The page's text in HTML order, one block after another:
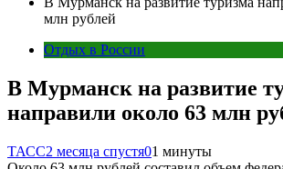
млн рублей
Отдых в России
В Мурманск на развитие
направили около 63 млн
ТАСС2 месяца спустя01 минуты